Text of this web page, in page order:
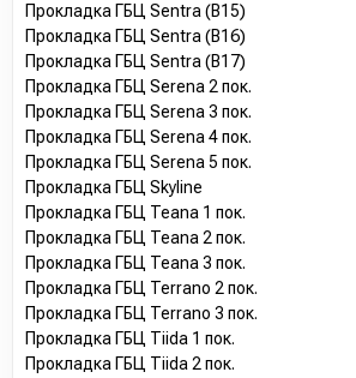
Прокладка ГБЦ Sentra (B15)
Прокладка ГБЦ Sentra (B16)
Прокладка ГБЦ Sentra (B17)
Прокладка ГБЦ Serena 2 пок.
Прокладка ГБЦ Serena 3 пок.
Прокладка ГБЦ Serena 4 пок.
Прокладка ГБЦ Serena 5 пок.
Прокладка ГБЦ Skyline
Прокладка ГБЦ Teana 1 пок.
Прокладка ГБЦ Teana 2 пок.
Прокладка ГБЦ Teana 3 пок.
Прокладка ГБЦ Terrano 2 пок.
Прокладка ГБЦ Terrano 3 пок.
Прокладка ГБЦ Tiida 1 пок.
Прокладка ГБЦ Tiida 2 пок.